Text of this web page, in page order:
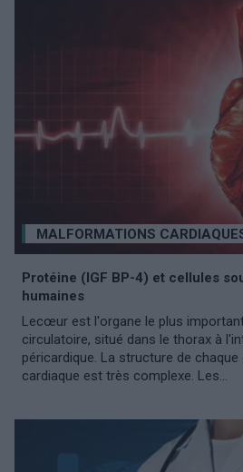
MALFORMATIONS
Protéine (IGF BP-4) et cellules
humaines
Lecœur est l'organe le plus
circulatoire, situé dans le thorax à
péricardique. La structure de
cardiaque est très complexe. Les...